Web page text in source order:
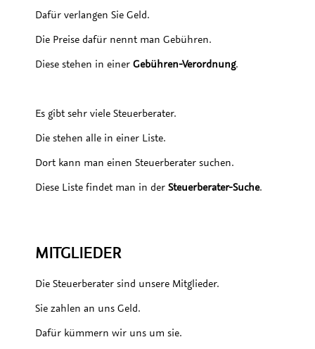
Dafür verlangen Sie Geld.
Die Preise dafür nennt man Gebühren.
Diese stehen in einer Gebühren-Verordnung.
Es gibt sehr viele Steuerberater.
Die stehen alle in einer Liste.
Dort kann man einen Steuerberater suchen.
Diese Liste findet man in der Steuerberater-Suche.
MITGLIEDER
Die Steuerberater sind unsere Mitglieder.
Sie zahlen an uns Geld.
Dafür kümmern wir uns um sie.